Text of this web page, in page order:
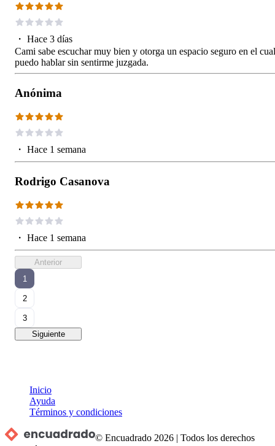
・ Hace 3 días
Cami sabe escuchar muy bien y otorga un espacio seguro en el cual
puedo hablar sin sentirme juzgada.
Anónima
・ Hace 1 semana
Rodrigo Casanova
・ Hace 1 semana
Anterior
1
2
3
Siguiente
Inicio
Ayuda
Términos y condiciones
© Encuadrado 2026 |Todos los derechos